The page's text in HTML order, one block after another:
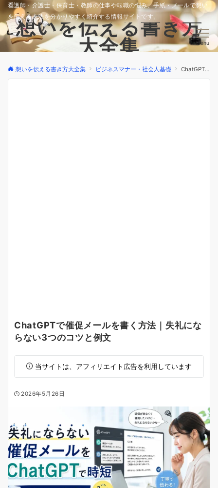
看護師・介護士・保育士・教師の仕事や転職の悩み、手紙・メールで想い
を伝える方法を分かりやすく紹介する情報サイトです。
想いを伝える書き方
大全集
Menu
想いを伝える書き方大全集 ビジネスマナー・社会人基礎 ChatGPTで催促メールを書く方法｜失礼にならない3つのコツと例文
ChatGPTで催促メールを書く方法｜失礼にな
らない3つのコツと例文
当サイトは、アフィリエイト広告を利用しています
2026年5月26日